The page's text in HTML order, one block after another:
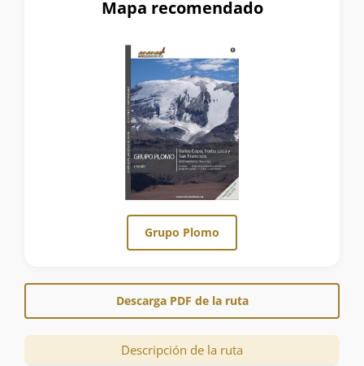
Mapa recomendado
Grupo Plomo
Descarga PDF de la ruta
Descripción de la ruta